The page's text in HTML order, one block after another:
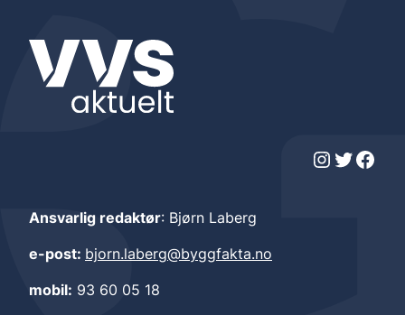
Instagram Twitter Facebook
Ansvarlig redaktør: Bjørn Laberg
e-post: bjorn.laberg@byggfakta.no
mobil: 93 60 05 18